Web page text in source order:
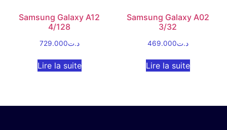
Samsung Galaxy A12
4/128
د.ت729.000
Lire la suite
Samsung Galaxy A02
3/32
د.ت469.000
Lire la suite